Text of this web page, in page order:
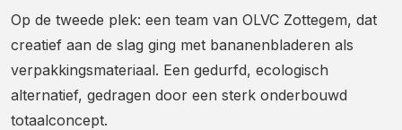
Op de tweede plek: een team van OLVC Zottegem, dat
creatief aan de slag ging met bananenbladeren als
verpakkingsmateriaal. Een gedurfd, ecologisch
alternatief, gedragen door een sterk onderbouwd
totaalconcept.